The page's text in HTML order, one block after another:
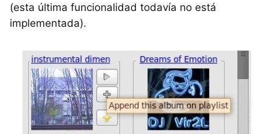
(esta última funcionalidad todavía no está
implementada).